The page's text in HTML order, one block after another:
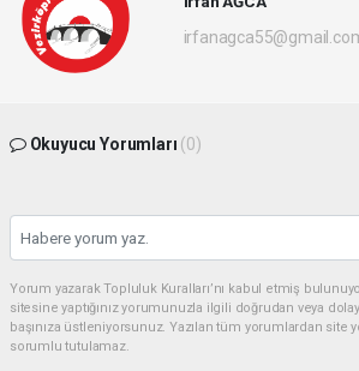
Okuyucu Yorumları (0)
Yorum yazarak Topluluk Kuralları’nı kabul etmiş
sitesine yaptığınız yorumunuzla ilgili doğrudan veya
başınıza üstleniyorsunuz. Yazılan tüm yorumlardan
sorumlu tutulamaz.